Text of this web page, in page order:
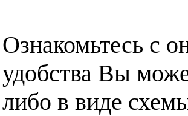
Ознакомьтесь с
удобства Вы
либо в виде